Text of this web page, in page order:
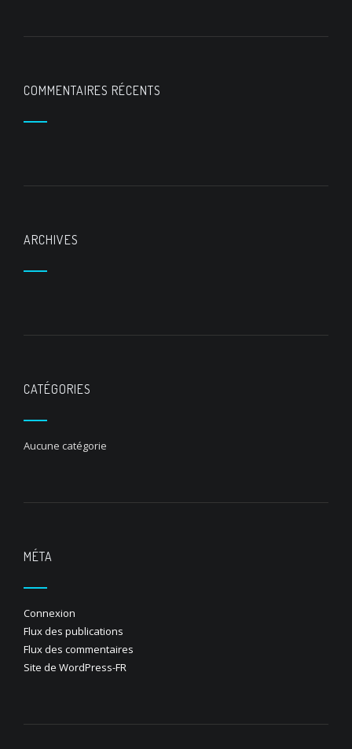
COMMENTAIRES RÉCENTS
ARCHIVES
CATÉGORIES
Aucune catégorie
MÉTA
Connexion
Flux des publications
Flux des commentaires
Site de WordPress-FR